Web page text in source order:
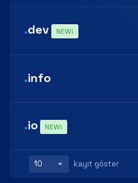
.dev NEW!
.info
.io NEW!
kayıt göster